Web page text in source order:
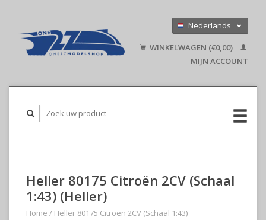
Nederlands
English
WINKELWAGEN (€0,00)
MIJN ACCOUNT
Heller 80175 Citroën 2CV (Schaal
1:43) (Heller)
Home / Heller 80175 Citroën 2CV (Schaal 1:43)